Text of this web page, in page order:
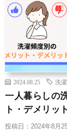
2024.08.25 洗濯
一人暮らしの
ト・デメリッ
投稿日：2024年8月